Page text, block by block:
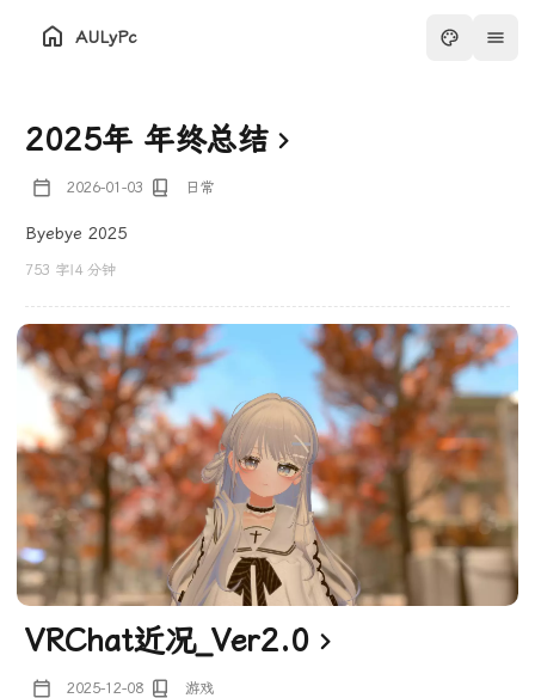
AULyPc
2025年 年终总结
2026-01-03 日常
Byebye 2025
753 字 4 分钟
VRChat近况_Ver2.0
2025-12-08 游戏